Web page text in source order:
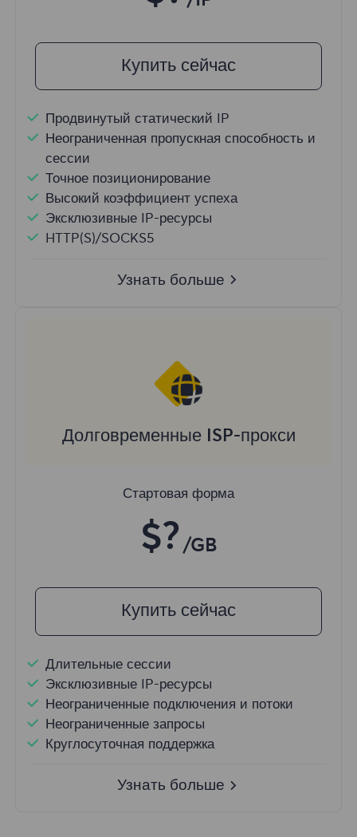
Купить сейчас
Продвинутый статический IP
Неограниченная пропускная способность и
сессии
Точное позиционирование
Высокий коэффициент успеха
Эксклюзивные IP-ресурсы
HTTP(S)/SOCKS5
Узнать больше
Долговременные ISP-прокси
Стартовая форма
$? /GB
Купить сейчас
Длительные сессии
Эксклюзивные IP-ресурсы
Неограниченные подключения и потоки
Неограниченные запросы
Круглосуточная поддержка
Узнать больше